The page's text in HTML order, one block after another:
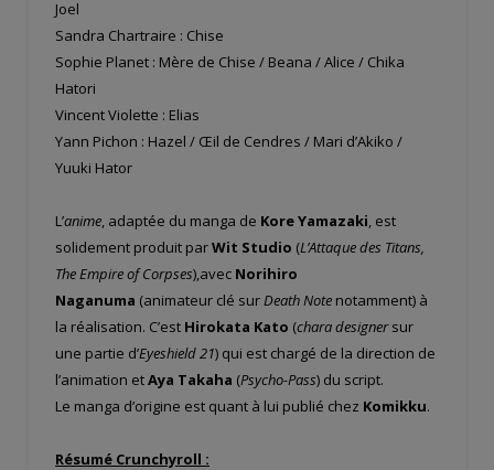
Joel
Sandra Chartraire : Chise
Sophie Planet : Mère de Chise / Beana / Alice / Chika
Hatori
Vincent Violette : Elias
Yann Pichon : Hazel / Œil de Cendres / Mari d’Akiko /
Yuuki Hator
L’anime, adaptée du manga de Kore Yamazaki, est
solidement produit parWit Studio (L’Attaque des Titans,
The Empire of Corpses),avec Norihiro
Naganuma (animateur clé surDeath Note notamment) à
la réalisation. C’est Hirokata Kato (chara designersur
une partie d’Eyeshield 21) qui est chargé de la direction de
l’animation etAya Takaha (Psycho-Pass) du script.
Le manga d’origine est quant à lui publié chez Komikku.
Résumé Crunchyroll :